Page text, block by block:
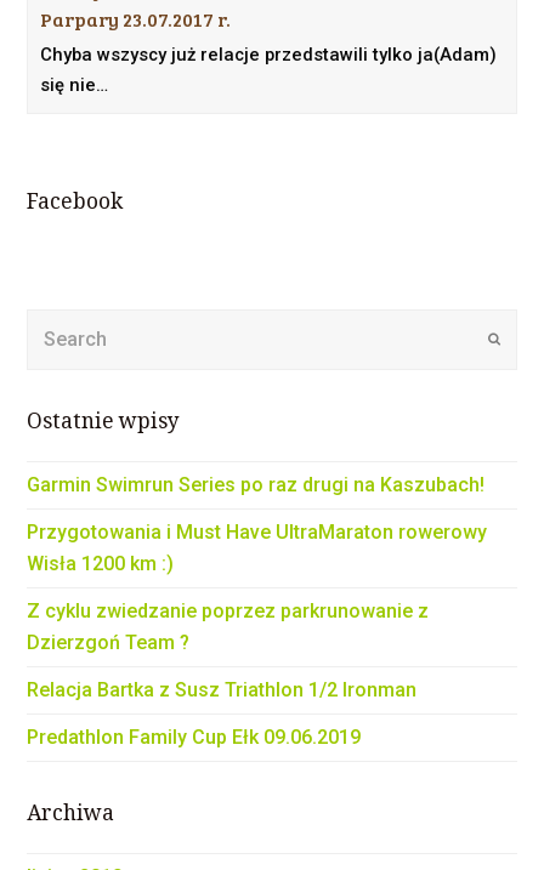
Parpary 23.07.2017 r.
Chyba wszyscy już relacje przedstawili tylko ja(Adam)
się nie…
Facebook
Ostatnie wpisy
Garmin Swimrun Series po raz drugi na Kaszubach!
Przygotowania i Must Have UltraMaraton rowerowy
Wisła 1200 km :)
Z cyklu zwiedzanie poprzez parkrunowanie z
Dzierzgoń Team ?
Relacja Bartka z Susz Triathlon 1/2 Ironman
Predathlon Family Cup Ełk 09.06.2019
Archiwa